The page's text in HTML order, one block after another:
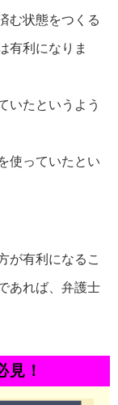
む状態をつくる
有利になりま
いたというよう
使っていたとい
が有利になるこ
あれば、弁護士
見！